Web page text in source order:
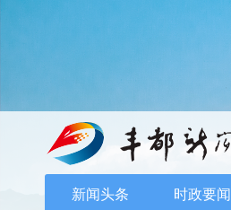
新闻头条 时政要闻